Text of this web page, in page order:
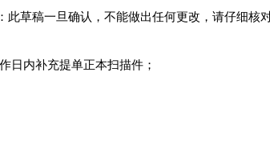
草稿一旦确认，不能做出任何更改，请仔细核
日内补充提单正本扫描件；